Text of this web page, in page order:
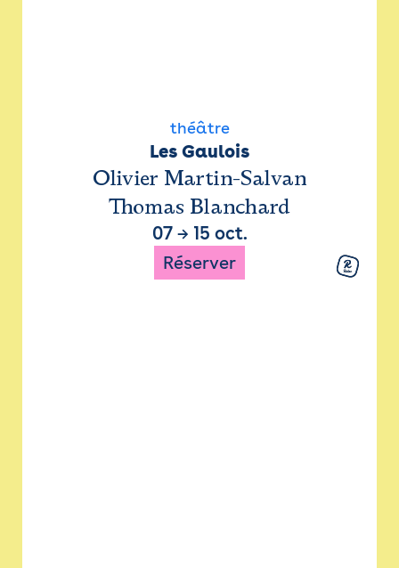
théâtre
Les Gaulois
Olivier Martin-Salvan
Thomas Blanchard
07→ 15 oct.
Réserver